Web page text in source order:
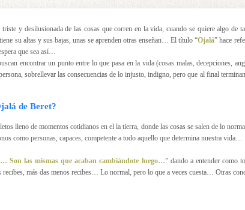
y desilusionada de las cosas que corren en la vida, cuando se quiere algo de
su altas y sus bajas, unas se aprenden otras enseñan… El título “Ojalá” hace
que sea así…
encontrar un punto entre lo que pasa en la vida (cosas malas, decepciones,
sobrellevar las consecuencias de lo injusto, indigno, pero que al final
de Beret?
lleno de momentos cotidianos en el la tierra, donde las cosas se salen de lo
como personas, capaces, competente a todo aquello que determina nuestra vida…
Son las mismas que acaban cambiándote luego…” dando a entender como
recibes, más das menos recibes… Lo normal, pero lo que a veces cuesta… Otras